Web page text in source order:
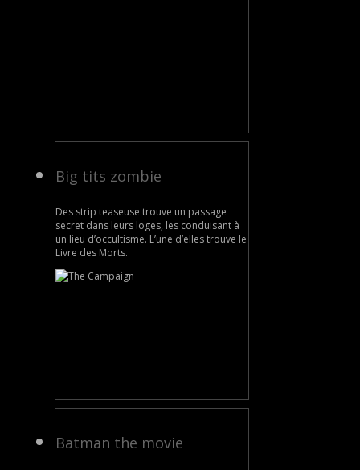
Big tits zombie
Des strip teaseuse trouve un passage
secret dans leurs loges, les conduisant à
un lieu d’occultisme. L’une d’elles trouve le
Livre des Morts.
Batman the movie